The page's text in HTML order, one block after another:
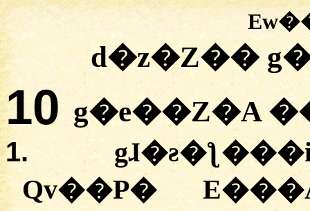
d�z�Z��
10 g�e��Z�A
1.
Qv��P�